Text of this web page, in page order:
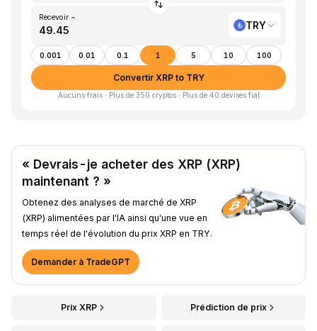
Recevoir ~
TRY
0.001 0.01 0.1 1 5 10 100
Convertir XRP to TRY
Aucuns frais · Plus de 350 cryptos · Plus de 40 devises fiat
« Devrais-je acheter des XRP (XRP)
maintenant ? »
Obtenez des analyses de marché de XRP
(XRP) alimentées par l'IA ainsi qu'une vue en
temps réel de l'évolution du prix XRP en TRY.
Demander à TradeGPT
Prix XRP Prédiction de prix